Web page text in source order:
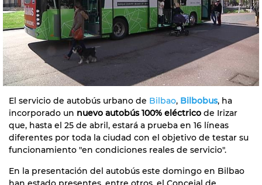
El servicio de autobús urbano de Bilbao, Bilbobus, ha
incorporado un nuevo autobús 100% eléctrico de Irizar
que, hasta el 25 de abril, estará a prueba en 16 líneas
diferentes por toda la ciudad con el objetivo de testar su
funcionamiento "en condiciones reales de servicio".
En la presentación del autobús este domingo en Bilbao